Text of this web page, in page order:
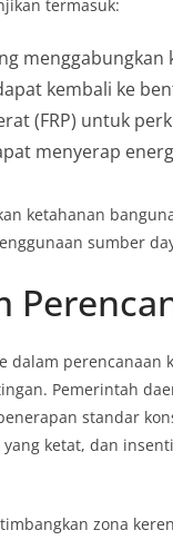
termasuk:
kembali ke
(FRP) untuk
menyerap
ketahanan
sumber
dalam
Pemerintah
standar
ketat, dan
zona